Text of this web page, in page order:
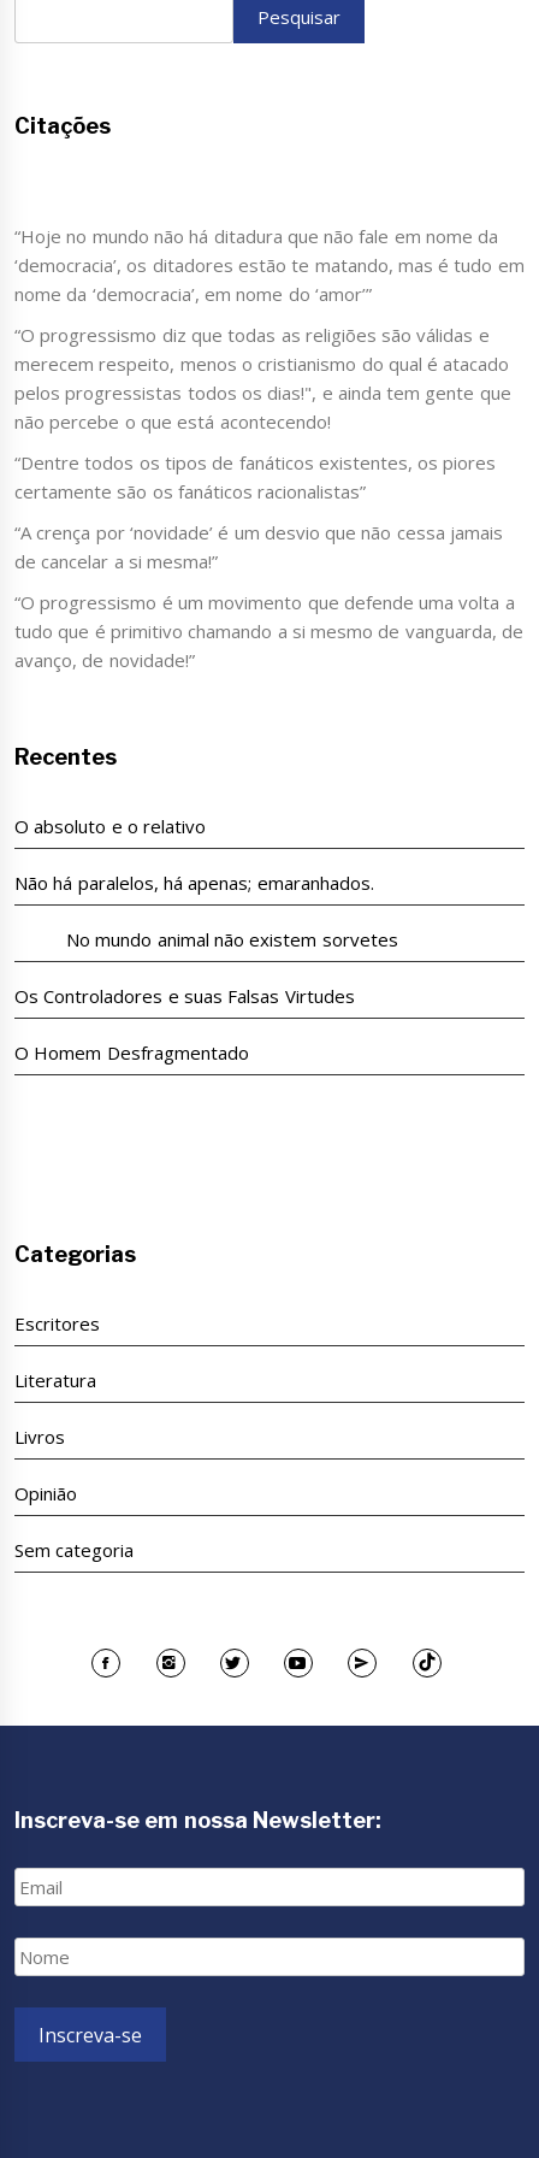
Pesquisar
Citações
“Hoje no mundo não há ditadura que não fale em nome da
‘democracia’, os ditadores estão te matando, mas é tudo em
nome da ‘democracia’, em nome do ‘amor’”
“O progressismo diz que todas as religiões são válidas e
merecem respeito, menos o cristianismo do qual é atacado
pelos progressistas todos os dias!", e ainda tem gente que
não percebe o que está acontecendo!
“Dentre todos os tipos de fanáticos existentes, os piores
certamente são os fanáticos racionalistas”
“A crença por ‘novidade’ é um desvio que não cessa jamais
de cancelar a si mesma!”
“O progressismo é um movimento que defende uma volta a
tudo que é primitivo chamando a si mesmo de vanguarda, de
avanço, de novidade!”
Recentes
O absoluto e o relativo
Não há paralelos, há apenas; emaranhados.
No mundo animal não existem sorvetes
Os Controladores e suas Falsas Virtudes
O Homem Desfragmentado
Categorias
Escritores
Literatura
Livros
Opinião
Sem categoria
Inscreva-se em nossa Newsletter:
Email
Nome
Inscreva-se